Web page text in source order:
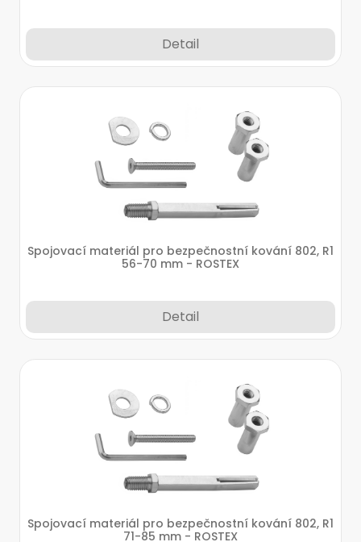
Detail
Spojovací materiál pro bezpečnostní kování 802, R1
56-70 mm - ROSTEX
Detail
Spojovací materiál pro bezpečnostní kování 802, R1
71-85 mm - ROSTEX